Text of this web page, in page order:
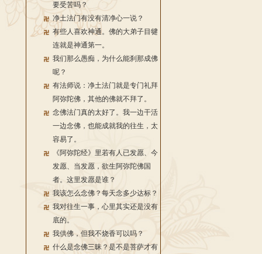
要受苦吗？
净土法门有没有清净心一说？
有些人喜欢神通。佛的大弟子目犍
连就是神通第一。
我们那么愚痴，为什么能刹那成佛
呢？
有法师说：净土法门就是专门礼拜
阿弥陀佛，其他的佛就不拜了。
念佛法门真的太好了。我一边干活
一边念佛，也能成就我的往生，太
容易了。
《阿弥陀经》里若有人已发愿、今
发愿、当发愿，欲生阿弥陀佛国
者。这里发愿是谁？
我该怎么念佛？每天念多少达标？
我对往生一事，心里其实还是没有
底的。
我供佛，但我不烧香可以吗？
什么是念佛三昧？是不是菩萨才有